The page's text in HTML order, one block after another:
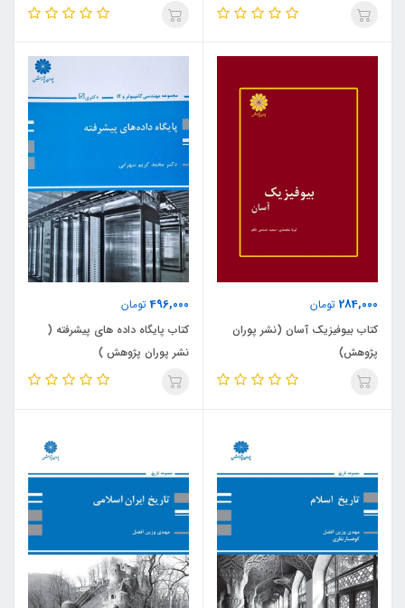
284,000 تومان
کتاب بیوفیزیک آسان (نشر پوران
پژوهش)
496,000تومان
کتاب پایگاه داده های پیشرفته (
نشر پوران پژوهش )